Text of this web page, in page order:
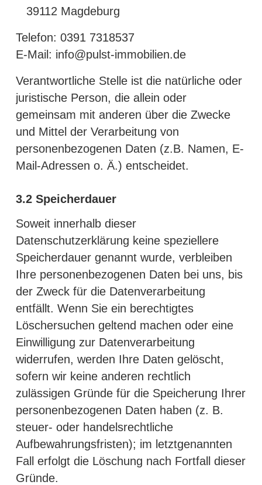
39112 Magdeburg
Telefon: 0391 7318537
E-Mail: info@pulst-immobilien.de
Verantwortliche Stelle ist die natürliche oder
juristische Person, die allein oder
gemeinsam mit anderen über die Zwecke
und Mittel der Verarbeitung von
personenbezogenen Daten (z.B. Namen, E-
Mail-Adressen o. Ä.) entscheidet.
3.2 Speicherdauer
Soweit innerhalb dieser
Datenschutzerklärung keine speziellere
Speicherdauer genannt wurde, verbleiben
Ihre personenbezogenen Daten bei uns, bis
der Zweck für die Datenverarbeitung
entfällt. Wenn Sie ein berechtigtes
Löschersuchen geltend machen oder eine
Einwilligung zur Datenverarbeitung
widerrufen, werden Ihre Daten gelöscht,
sofern wir keine anderen rechtlich
zulässigen Gründe für die Speicherung Ihrer
personenbezogenen Daten haben (z. B.
steuer- oder handelsrechtliche
Aufbewahrungsfristen); im letztgenannten
Fall erfolgt die Löschung nach Fortfall dieser
Gründe.